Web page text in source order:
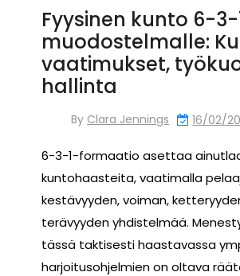
Fyysinen kunto 6-3-
muodostelmalle:
vaatimukset,
hallinta
By Clara Jennings 16/02/
6-3-1-formaatio asettaa
kuntohaasteita, vaatimalla
kestävyyden, voiman,
terävyyden yhdistelmää.
tässä taktisesti haastavassa
harjoitusohjelmien on oltava